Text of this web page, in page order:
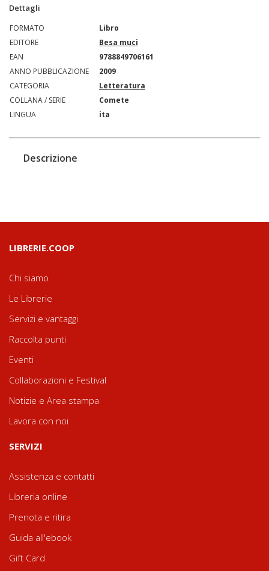
Dettagli
FORMATO
Libro
EDITORE
Besa muci
EAN
9788849706161
ANNO PUBBLICAZIONE
2009
CATEGORIA
Letteratura
COLLANA / SERIE
Comete
LINGUA
ita
Descrizione
LIBRERIE.COOP
Chi siamo
Le Librerie
Servizi e vantaggi
Raccolta punti
Eventi
Collaborazioni e Festival
Notizie e Area stampa
Lavora con noi
SERVIZI
Assistenza e contatti
Libreria online
Prenota e ritira
Guida all'ebook
Gift Card